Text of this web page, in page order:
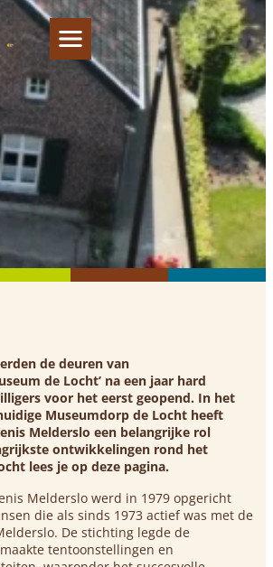
de deuren van
de Locht’ na een jaar hard
voor het eerst geopend. In het
Museumdorp de Locht heeft
Melderslo een belangrijke rol
ontwikkelingen rond het
lees je op deze pagina.
Melderslo werd in 1979 opgericht
die als sinds 1973 actief was met de
De stichting legde de
tentoonstellingen en